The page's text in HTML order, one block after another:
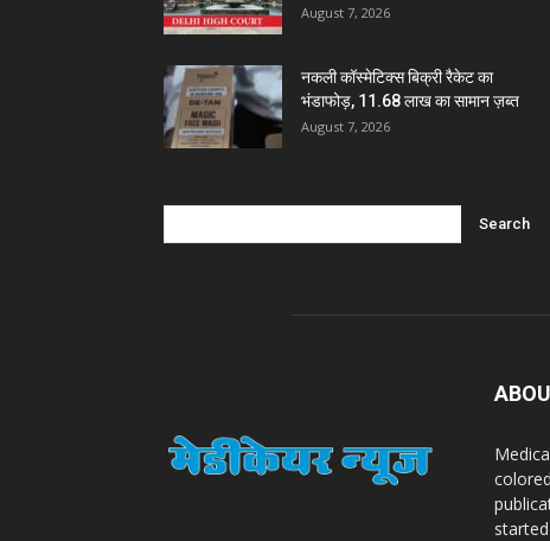
August 7, 2026
नकली कॉस्मेटिक्स बिक्री रैकेट का
भंडाफोड़, 11.68 लाख का सामान ज़ब्त
August 7, 2026